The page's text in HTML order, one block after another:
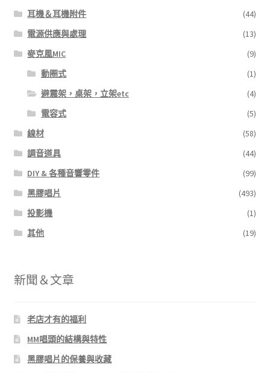
耳機＆耳機附件
(44)
電源供應與處理
(13)
麥克風MIC
(9)
動圈式
(1)
避震架，桌架，立架etc
(4)
電容式
(5)
線材
(58)
調音道具
(44)
DIY & 各種音響零件
(99)
黑膠唱片
(493)
投影機
(1)
其他
(19)
新聞＆文章
老店才有的福利
MM唱頭的結構與特性
黑膠唱片的保養與收藏